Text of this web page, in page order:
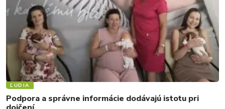
ĽUDIA
Podpora a správne informácie dodávajú istotu pri